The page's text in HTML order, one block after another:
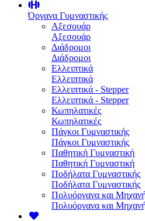
Όργανα Γυμναστικής
Αξεσουάρ
Αξεσουάρ
Διάδρομοι
Διάδρομοι
Ελλειπτικά
Ελλειπτικά
Ελλειπτικά - Stepper
Ελλειπτικά - Stepper
Κωπηλατικές
Κωπηλατικές
Πάγκοι Γυμναστικής
Πάγκοι Γυμναστικής
Παθητική Γυμναστική
Παθητική Γυμναστική
Ποδήλατα Γυμναστικής
Ποδήλατα Γυμναστικής
Πολυόργανα και
Πολυόργανα και